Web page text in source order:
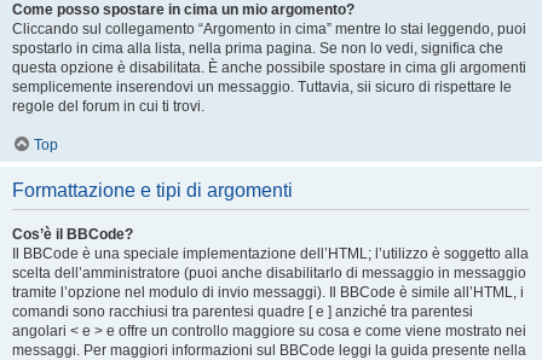
Come posso spostare in cima un mio argomento?
Cliccando sul collegamento “Argomento in cima” mentre lo stai leggendo, puoi
spostarlo in cima alla lista, nella prima pagina. Se non lo vedi, significa che
questa opzione è disabilitata. È anche possibile spostare in cima gli argomenti
semplicemente inserendovi un messaggio. Tuttavia, sii sicuro di rispettare le
regole del forum in cui ti trovi.
Top
Formattazione e tipi di argomenti
Cos’è il BBCode?
Il BBCode è una speciale implementazione dell’HTML; l’utilizzo è soggetto alla
scelta dell’amministratore (puoi anche disabilitarlo di messaggio in messaggio
tramite l’opzione nel modulo di invio messaggi). Il BBCode è simile all’HTML, i
comandi sono racchiusi tra parentesi quadre [ e ] anziché tra parentesi
angolari < e > e offre un controllo maggiore su cosa e come viene mostrato nei
messaggi. Per maggiori informazioni sul BBCode leggi la guida presente nella